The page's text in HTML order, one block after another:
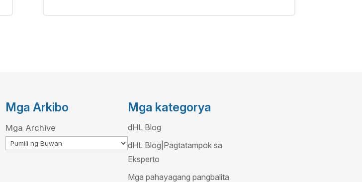
Mga Arkibo
Mga Archive
Mga kategorya
dHL Blog
dHL Blog|Pagtatampok sa
Eksperto
Mga pahayagang pangbalita